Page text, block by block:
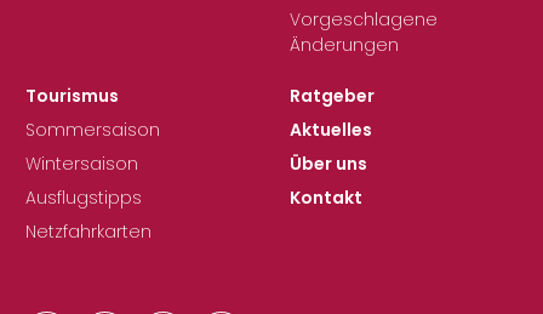
Vorgeschlagene
Änderungen
Tourismus
Sommersaison
Wintersaison
Ausflugstipps
Netzfahrkarten
Ratgeber
Aktuelles
Über uns
Kontakt